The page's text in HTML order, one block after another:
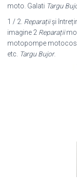
moto. Galati Targu
1 / 2. Reparațiişi
imagine 2 Reparații
motopompe
etc. Targu Bujor.